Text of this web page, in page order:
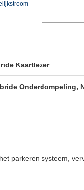
Kaartlezer
Onderdompeling,
parkeren systeem,